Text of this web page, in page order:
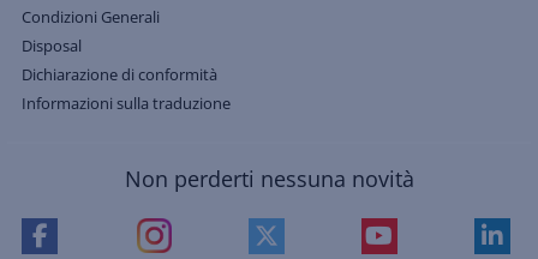
Condizioni Generali
Disposal
Dichiarazione di conformità
Informazioni sulla traduzione
Non perderti nessuna novità